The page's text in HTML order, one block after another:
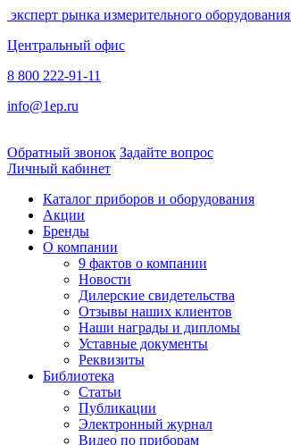
эксперт рынка измерительного оборудования
Центральный офис
8 800 222-91-11
info@1ep.ru
Обратный звонок Задайте вопрос
Личный кабинет
Каталог приборов и оборудования
Акции
Бренды
О компании
9 фактов о компании
Новости
Дилерские свидетельства
Отзывы наших клиентов
Наши награды и дипломы
Уставные документы
Реквизиты
Библиотека
Статьи
Публикации
Электронный журнал
Видео по приборам